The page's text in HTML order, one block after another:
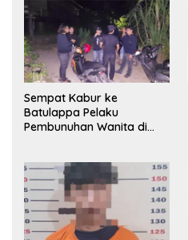
Sempat Kabur ke
Batulappa Pelaku
Pembunuhan Wanita di